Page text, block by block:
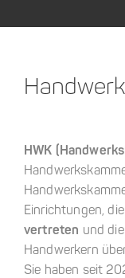
HWK
Einrichtungen,
vertreten und
Handwerkern
Sie haben seit